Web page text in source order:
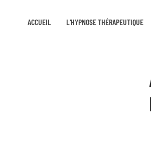
ACCUEIL L'HYPNOSE THÉRAPEUTIQUE